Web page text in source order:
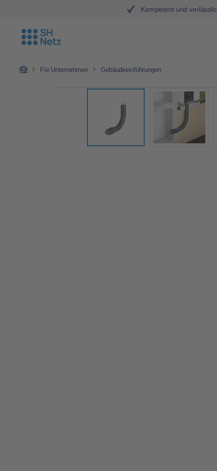
Kompetent und
HomeFür Unternehmen Gebäudeeinführungen
Bildergalerie überspringen